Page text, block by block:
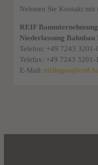
Nehmen Sie Kontakt mit
REIF
Niederlassung Bahnbau
Telefon: +49 7243 3201-
Telefax: +49 7243 3201-
E-Mail: ettlingen@reif-